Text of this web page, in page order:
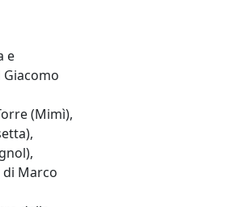
e
(Mimì),
di Marco